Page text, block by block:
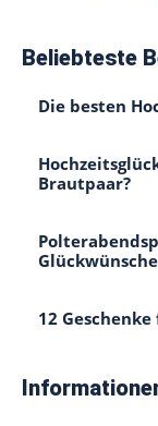
Beliebteste
Die besten
Brautpaar?
12